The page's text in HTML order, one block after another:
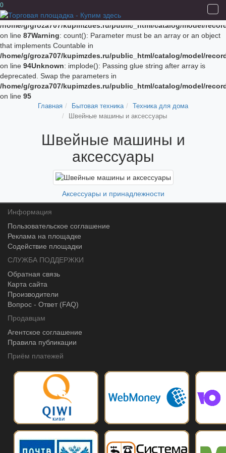
Unknown
: implode(): Passing glue string after array is deprecated.
Swap the parameters in
/home/g/groza707/kupimzdes.ru/public_html/catalog/model/
on line 87Warning: count(): Parameter must be an array or an object
that implements Countable in
/home/g/groza707/kupimzdes.ru/public_html/catalog/model/
on line 94Unknown: implode(): Passing glue string after array is
deprecated. Swap the parameters in
/home/g/groza707/kupimzdes.ru/public_html/catalog/model/
on line 95
0
Главная Бытовая техника
Техника для дома
Швейные машины и аксессуары
Швейные машины и
аксессуары
Аксессуары и принадлежности
Информация
Пользовательское соглашение
Реклама на площадке
Содействие площадки
СЛУЖБА ПОДДЕРЖКИ
Обратная связь
Карта сайта
Производители
Вопрос - Ответ (FAQ)
Продавцам
Агентское соглашение
Правила публикации
Приём платежей